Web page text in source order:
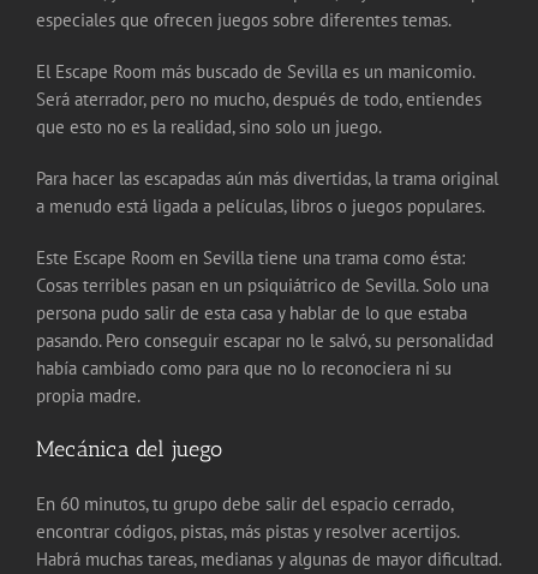
especiales que ofrecen juegos sobre diferentes temas.
El Escape Room más buscado de Sevilla es un manicomio.
Será aterrador, pero no mucho, después de todo, entiendes
que esto no es la realidad, sino solo un juego.
Para hacer las escapadas aún más divertidas, la trama original
a menudo está ligada a películas, libros o juegos populares.
Este Escape Room en Sevilla tiene una trama como ésta:
Cosas terribles pasan en un psiquiátrico de Sevilla. Solo una
persona pudo salir de esta casa y hablar de lo que estaba
pasando. Pero conseguir escapar no le salvó, su personalidad
había cambiado como para que no lo reconociera ni su
propia madre.
Mecánica del juego
En 60 minutos, tu grupo debe salir del espacio cerrado,
encontrar códigos, pistas, más pistas y resolver acertijos.
Habrá muchas tareas, medianas y algunas de mayor dificultad.